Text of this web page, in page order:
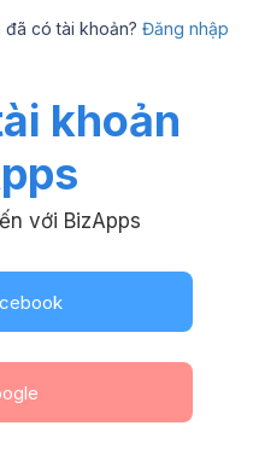
đã có tài khoản? Đăng nhập
khoản
với BizApps